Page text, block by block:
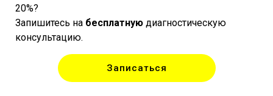
20%?
Запишитесь на бесплатную диагностическую
консультацию.
Записаться